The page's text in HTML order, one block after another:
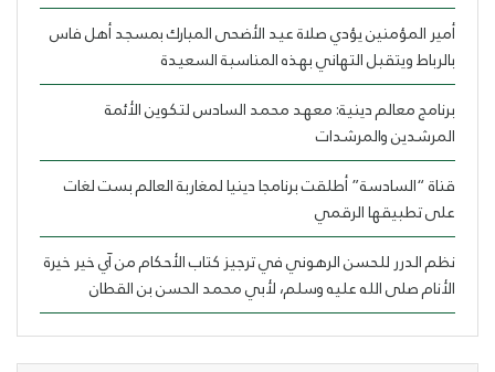
أمير المؤمنين يؤدي صلاة عيد الأضحى المبارك بمسجد أهل فاس
بالرباط ويتقبل التهاني بهذه المناسبة السعيدة
برنامج معالم دينية: معهد محمد السادس لتكوين الأئمة
المرشدين والمرشدات
قناة “السادسة” أطلقت برنامجا دينيا لمغاربة العالم بست لغات
على تطبيقها الرقمي
نظم الدرر للحسن الرهوني في ترجيز كتاب الأحكام من آي خير خيرة
الأنام صلى الله عليه وسلم، لأبي محمد الحسن بن القطان